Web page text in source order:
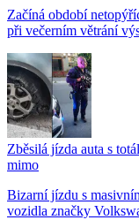
Začíná období
při večerním větrání
Zběsilá jízda auta s
mimo
Bizarní jízdu s
vozidla značky